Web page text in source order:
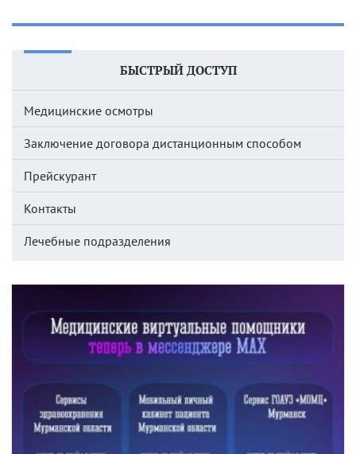
БЫСТРЫЙ ДОСТУП
Медицинские осмотры
Заключение договора дистанционным способом
Прейскурант
Контакты
Лечебные подразделения